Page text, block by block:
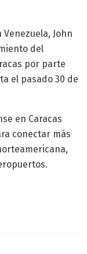
Venezuela, John
del
por parte
el pasado 30 de
en Caracas
conectar más